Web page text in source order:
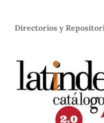
Directorios y